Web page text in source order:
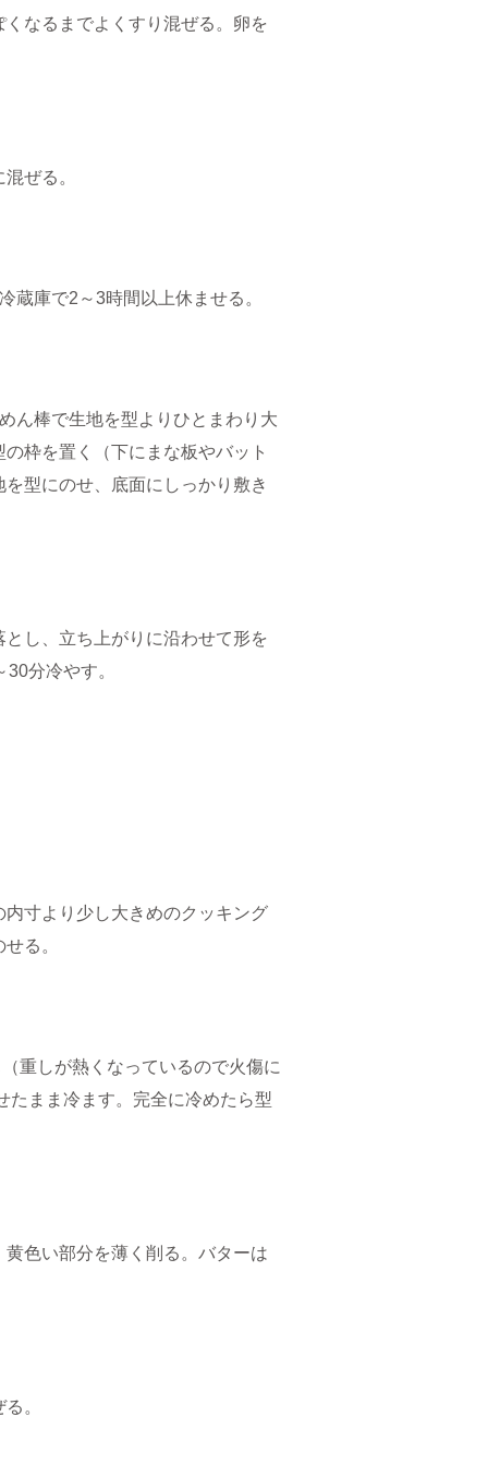
なるまでよくすり混ぜる。卵を
ぜる。
蔵庫で2～3時間以上休ませる。
ん棒で生地を型よりひとまわり大
枠を置く（下にまな板やバット
型にのせ、底面にしっかり敷き
し、立ち上がりに沿わせて形を
分冷やす。
寸より少し大きめのクッキング
る。
重しが熱くなっているので火傷に
たまま冷ます。完全に冷めたら型
色い部分を薄く削る。バターは
。